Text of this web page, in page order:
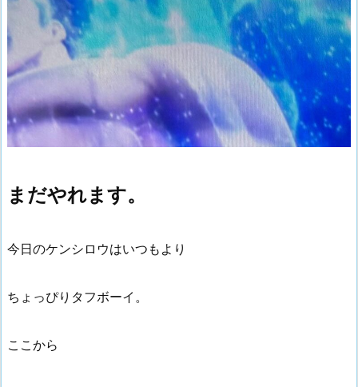
まだやれます。
今日のケンシロウはいつもより
ちょっぴりタフボーイ。
ここから